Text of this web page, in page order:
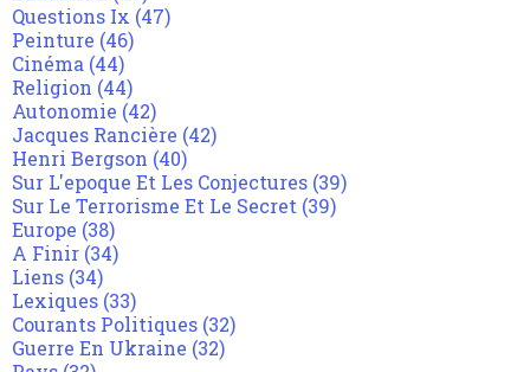
Questions Ix (47)
Peinture (46)
Cinéma (44)
Religion (44)
Autonomie (42)
Jacques Rancière (42)
Henri Bergson (40)
Sur L'epoque Et Les Conjectures (39)
Sur Le Terrorisme Et Le Secret (39)
Europe (38)
A Finir (34)
Liens (34)
Lexiques (33)
Courants Politiques (32)
Guerre En Ukraine (32)